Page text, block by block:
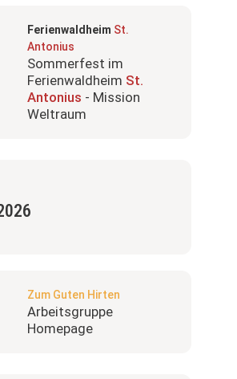
Ferienwaldheim St.
Antonius
Sommerfest im
Ferienwaldheim St.
Antonius - Mission
Weltraum
Zum Guten Hirten
Arbeitsgruppe
Homepage